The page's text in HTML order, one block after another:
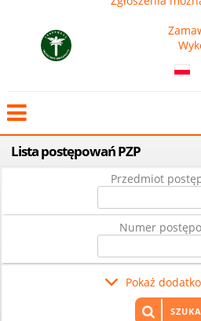
Lista postępowań PZP
Przedmiot
Numer
Pokaż